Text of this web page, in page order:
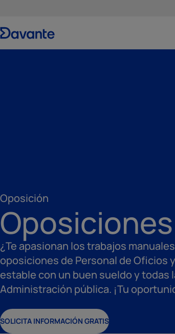
Oposición
¿Te apasionan los trabajos
oposiciones de Personal de Oficios
estable con un buen sueldo y todas
Administración pública. ¡Tu
SOLICITA INFORMACIÓN GRATIS